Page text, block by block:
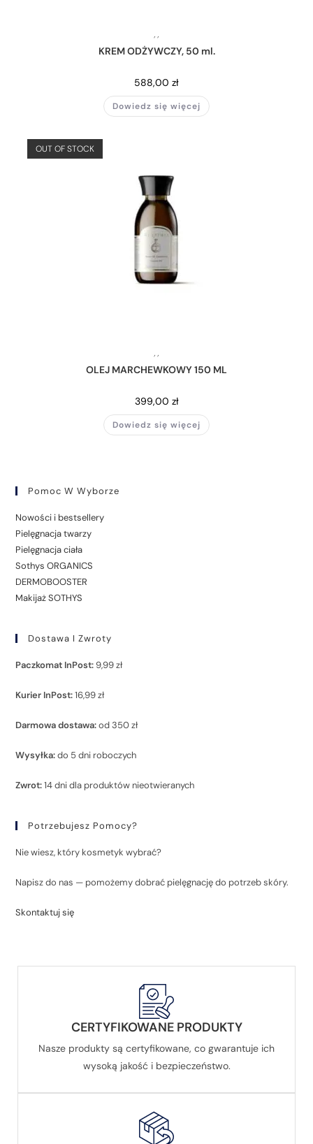
, ,
KREM ODŻYWCZY, 50 ml.
588,00 zł
Dowiedz się więcej
OUT OF STOCK
,,
OLEJ MARCHEWKOWY 150 ML
399,00 zł
Dowiedz się więcej
Pomoc W Wyborze
Nowości i bestsellery
Pielęgnacja twarzy
Pielęgnacja ciała
Sothys ORGANICS
DERMOBOOSTER
Makijaż SOTHYS
Dostawa I Zwroty
Paczkomat InPost:9,99 zł
Kurier InPost:16,99 zł
Darmowa dostawa:od 350 zł
Wysyłka:do 5 dni roboczych
Zwrot:14 dni dla produktów nieotwieranych
Potrzebujesz Pomocy?
Nie wiesz, który kosmetyk wybrać?
Napisz do nas — pomożemy dobrać pielęgnację do potrzeb skóry.
Skontaktuj się
CERTYFIKOWANE PRODUKTY
Nasze produkty są certyfikowane, co gwarantuje ich
wysoką jakość i bezpieczeństwo.